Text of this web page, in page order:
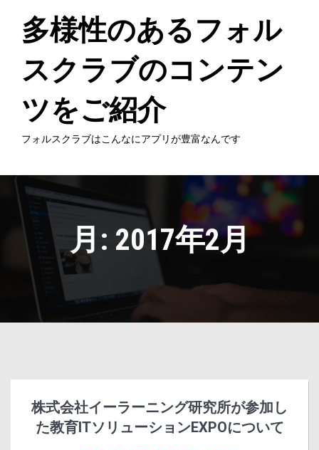
content多様性のあるフォル
スクラブのコンテン
ツをご紹介
フォルスクラブはこんなにアプリが豊富なんです
月: 2017年2月
株式会社イーラーニング研究所が参加し
た教育ITソリューションEXPOについて